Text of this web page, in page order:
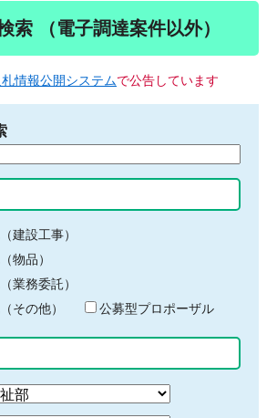
索 （電子調達案件以外）
札情報公開システムで公告しています
建設工事）
物品）
業務委託）
その他）
公募型プロポーザル